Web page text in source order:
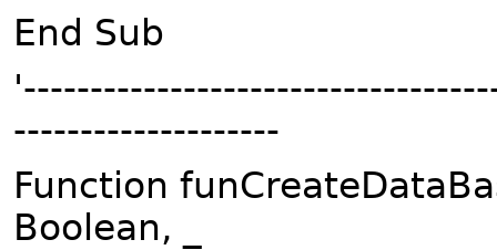
End Sub
--------------------
Function
Boolean, _